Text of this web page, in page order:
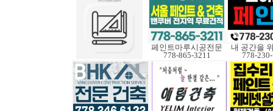
페인트마루시공전문
778-865-3211
내 공간을
778-